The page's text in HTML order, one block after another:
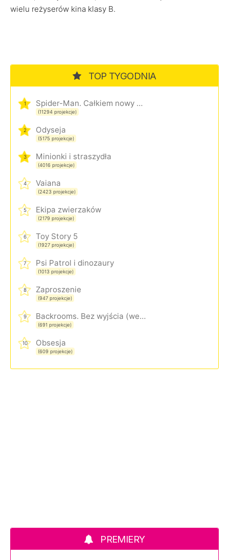
wielu reżyserów kina klasy B.
TOP TYGODNIA
1 Spider-Man. Całkiem nowy dzień
(11294 projekcje)
2 Odyseja
(5175 projekcje)
3 Minionki i straszydła
(4016 projekcje)
4 Vaiana
(2423 projekcje)
5 Ekipa zwierzaków
(2179 projekcje)
6 Toy Story 5
(1927 projekcje)
7 Psi Patrol i dinozaury
(1013 projekcje)
8 Zaproszenie
(947 projekcje)
9 Backrooms. Bez wyjścia (wersja rozszerzona)
(691 projekcje)
10 Obsesja
(609 projekcje)
PREMIERY